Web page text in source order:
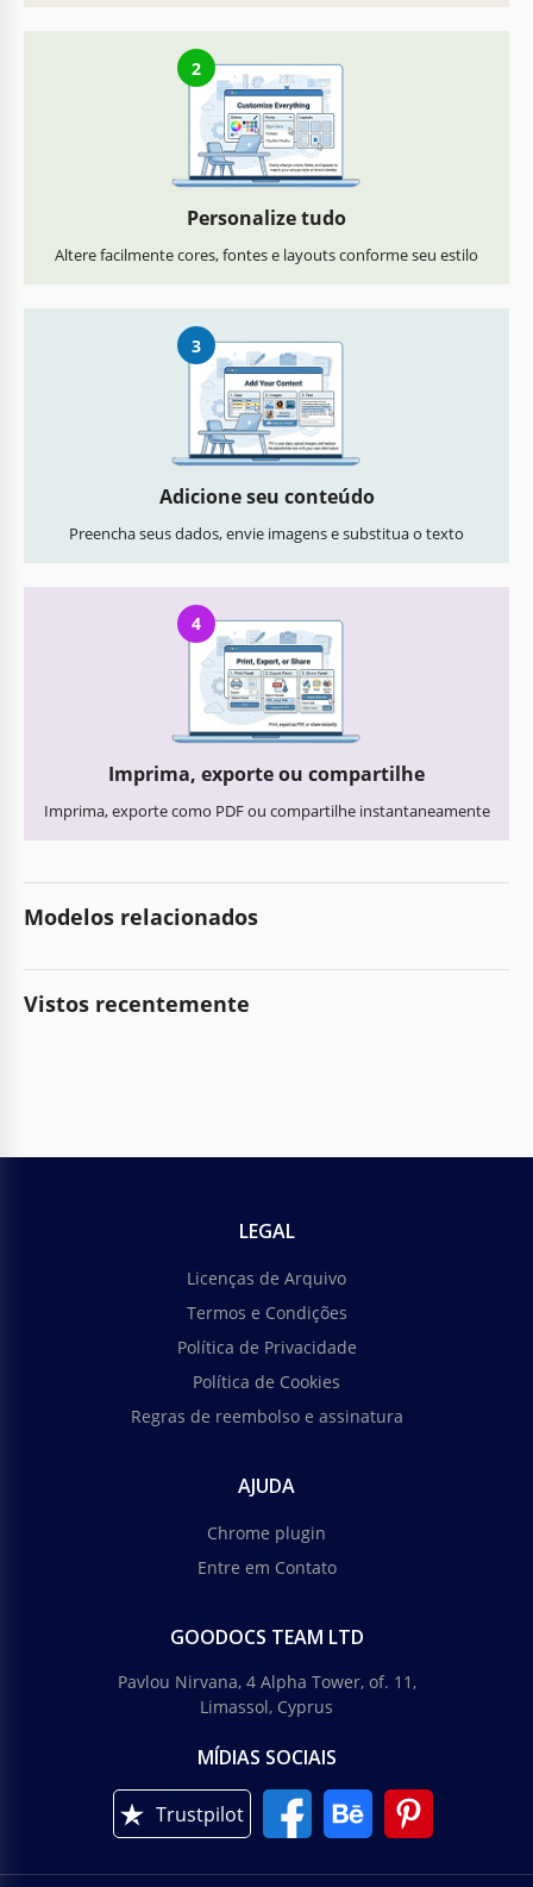
2
Personalize tudo
Altere facilmente cores, fontes e layouts conforme seu estilo
3
Adicione seu conteúdo
Preencha seus dados, envie imagens e substitua o texto
4
Imprima, exporte ou compartilhe
Imprima, exporte como PDF ou compartilhe instantaneamente
Modelos relacionados
Vistos recentemente
LEGAL
Licenças de Arquivo
Termos e Condições
Política de Privacidade
Política de Cookies
Regras de reembolso e assinatura
AJUDA
Chrome plugin
Entre em Contato
GOODOCS TEAM LTD
Pavlou Nirvana, 4 Alpha Tower, of. 11,
Limassol, Cyprus
MÍDIAS SOCIAIS
Trustpilot